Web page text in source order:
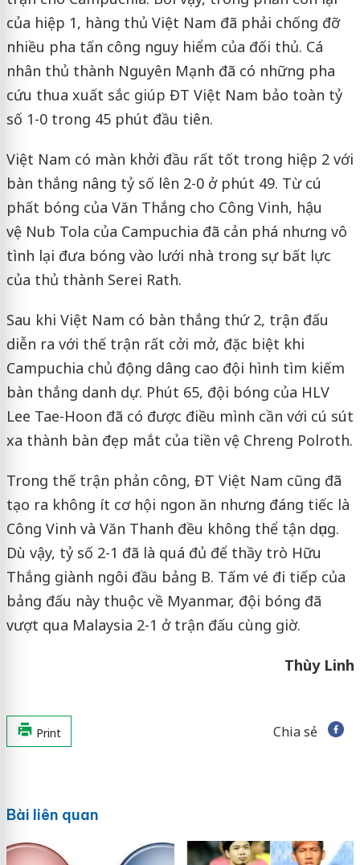
của hiệp 1, hàng thủ Việt Nam đã phải chống đỡ
nhiều pha tấn công nguy hiểm của đối thủ. Cá
nhân thủ thành Nguyên Mạnh đã có những pha
cứu thua xuất sắc giúp ĐT Việt Nam bảo toàn tỷ
số 1-0 trong 45 phút đầu tiên.
Việt Nam có màn khởi đầu rất tốt trong hiệp 2 với
bàn thắng nâng tỷ số lên 2-0 ở phút 49. Từ cú
phất bóng của Văn Thắng cho Công Vinh, hậu
vệ Nub Tola của Campuchia đã cản phá nhưng vô
tình lại đưa bóng vào lưới nhà trong sự bất lực
của thủ thành Serei Rath.
Sau khi Việt Nam có bàn thắng thứ 2, trận đấu
diễn ra với thế trận rất cởi mở, đặc biệt khi
Campuchia chủ động dâng cao đội hình tìm kiếm
bàn thắng danh dự. Phút 65, đội bóng của HLV
Lee Tae-Hoon đã có được điều mình cần với cú sút
xa thành bàn đẹp mắt của tiền vệ Chreng Polroth.
Trong thế trận phản công, ĐT Việt Nam cũng đã
tạo ra không ít cơ hội ngon ăn nhưng đáng tiếc là
Công Vinh và Văn Thanh đều không thể tận dụng.
Dù vậy, tỷ số 2-1 đã là quá đủ để thầy trò Hữu
Thắng giành ngôi đầu bảng B. Tấm vé đi tiếp của
bảng đấu này thuộc về Myanmar, đội bóng đã
vượt qua Malaysia 2-1 ở trận đấu cùng giờ.
Thùy Linh
Print Chia sẻ
Bài liên quan